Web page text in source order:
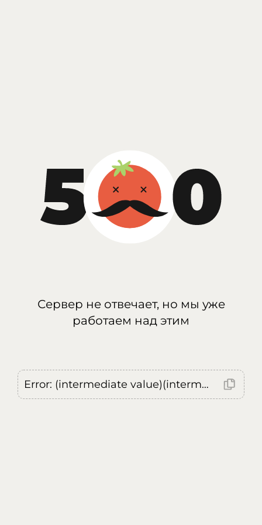
Сервер не отвечает, но мы уже
работаем над этим
Error: (intermediate value)(intermediate value)(intermediate value).replaceAll is not a function